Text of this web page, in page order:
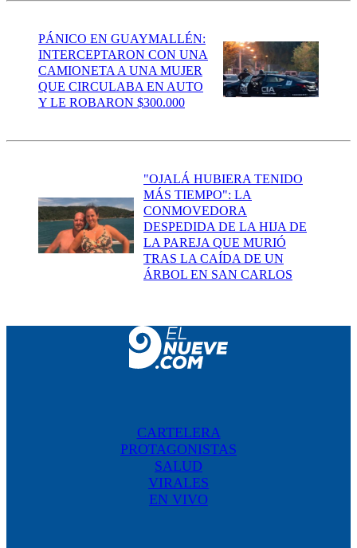
PÁNICO EN GUAYMALLÉN:
INTERCEPTARON CON UNA
CAMIONETA A UNA MUJER
QUE CIRCULABA EN AUTO
Y LE ROBARON $300.000
"OJALÁ HUBIERA TENIDO
MÁS TIEMPO": LA
CONMOVEDORA
DESPEDIDA DE LA HIJA DE
LA PAREJA QUE MURIÓ
TRAS LA CAÍDA DE UN
ÁRBOL EN SAN CARLOS
CARTELERA
PROTAGONISTAS
SALUD
VIRALES
EN VIVO